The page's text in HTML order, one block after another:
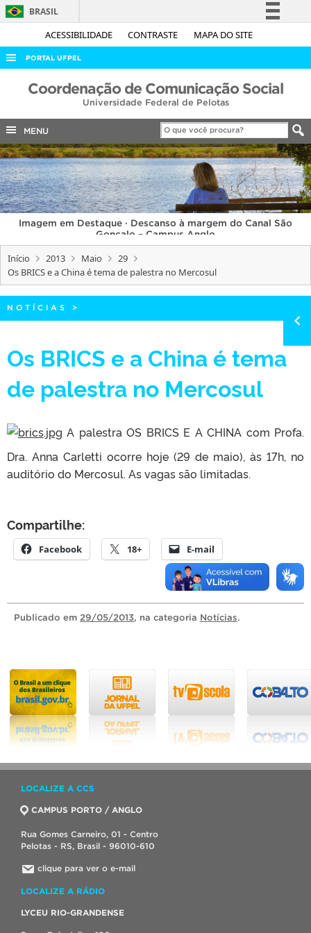
ACESSIBILIDADE CONTRASTE MAPA DO SITE
BRASIL
Simplifique!
Acesso à informação
Legislação
Canais
PORTAL UFPEL
ACESSO À INFORMAÇÃO
COBALTO
CONCURSOS
EDITAIS
INTERNACIONAL
OUVIDORIA
PORTARIAS
TELEFONES
Coordenação de Comunicação Social
Universidade Federal de Pelotas
MENU
Imagem em Destaque · Descanso à margem do Canal São
Gonçalo – Campus Anglo
Início 2013 Maio
29
Os BRICS e a China é tema de palestra no Mercosul
NOTÍCIAS >
Os BRICS e a China é tema
de palestra no Mercosul
A palestra OS BRICS E A CHINA com Profa.
Dra. Anna Carletti ocorre hoje (29 de maio), às 17h, no
auditório do Mercosul. As vagas são limitadas.
Compartilhe:
Facebook 18+ E-mail
Publicado em 29/05/2013, na categoria Notícias.
LOCALIZE A CCS
CAMPUS PORTO / ANGLO
Rua Gomes Carneiro, 01 - Centro
Pelotas - RS, Brasil - 96010-610
clique para ver o e-mail
LOCALIZE A RÁDIO
LYCEU RIO-GRANDENSE